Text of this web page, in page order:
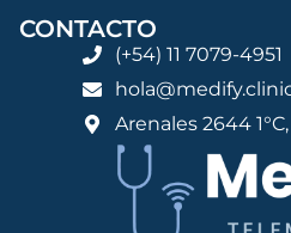
CONTACTO
(+54) 11 7079-4951
Arenales 2644